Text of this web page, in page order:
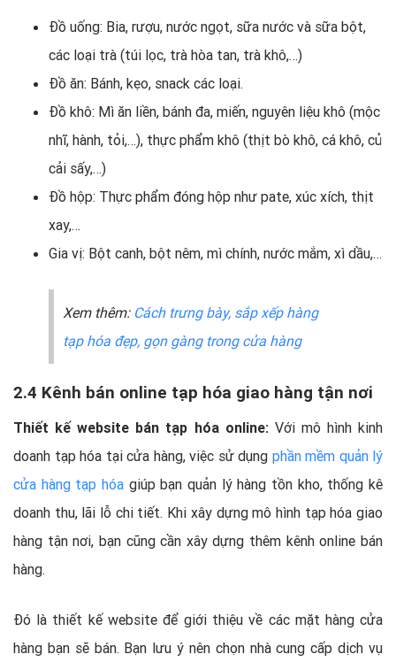
Đồ uống: Bia, rượu, nước ngọt, sữa nước và sữa bột,
các loại trà (túi lọc, trà hòa tan, trà khô,…)
Đồ ăn: Bánh, kẹo, snack các loại.
Đồ khô: Mì ăn liền, bánh đa, miến, nguyên liệu khô (mộc
nhĩ, hành, tỏi,…), thực phẩm khô (thịt bò khô, cá khô, củ
cải sấy,…)
Đồ hộp: Thực phẩm đóng hộp như pate, xúc xích, thịt
xay,…
Gia vị: Bột canh, bột nêm, mì chính, nước mắm, xì dầu,…
Xem thêm: Cách trưng bày, sắp xếp hàng
tạp hóa đẹp, gọn gàng trong cửa hàng
2.4 Kênh bán online tạp hóa giao hàng tận nơi
Thiết kế website bán tạp hóa online:Với mô hình kinh
doanh tạp hóa tại cửa hàng, việc sử dụng phần mềm quản lý
cửa hàng tạp hóa giúp bạn quản lý hàng tồn kho, thống kê
doanh thu, lãi lỗ chi tiết. Khi xây dựng mô hình tạp hóa giao
hàng tận nơi, bạn cũng cần xây dựng thêm kênh online bán
hàng.
Đó là thiết kế website để giới thiệu về các mặt hàng cửa
hàng bạn sẽ bán. Bạn lưu ý nên chọn nhà cung cấp dịch vụ